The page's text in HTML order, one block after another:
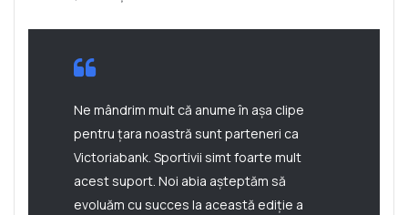
Ne mândrim mult că anume în așa clipe
pentru țara noastră sunt parteneri ca
Victoriabank. Sportivii simt foarte mult
acest suport. Noi abia așteptăm să
evoluăm cu succes la această ediție a